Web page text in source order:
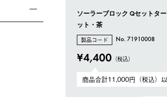
ソーラーブロック Qセットタ
ット・茶
製品コード No. 71910008
¥4,400（税込）
商品合計11,000円（税込）